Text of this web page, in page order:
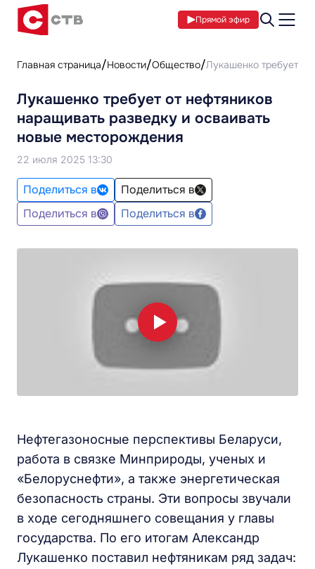
Прямой эфир
Главная страница Новости Общество Лукашенко требует
Лукашенко требует от нефтяников
наращивать разведку и осваивать
новые месторождения
22 июля 2025 13:30
Поделиться в
Поделиться в
Поделиться в
Поделиться в
Нефтегазоносные перспективы Беларуси,
работа в связке Минприроды, ученых и
«Белоруснефти», а также энергетическая
безопасность страны. Эти вопросы звучали
в ходе сегодняшнего совещания у главы
государства. По его итогам Александр
Лукашенко поставил нефтяникам ряд задач: